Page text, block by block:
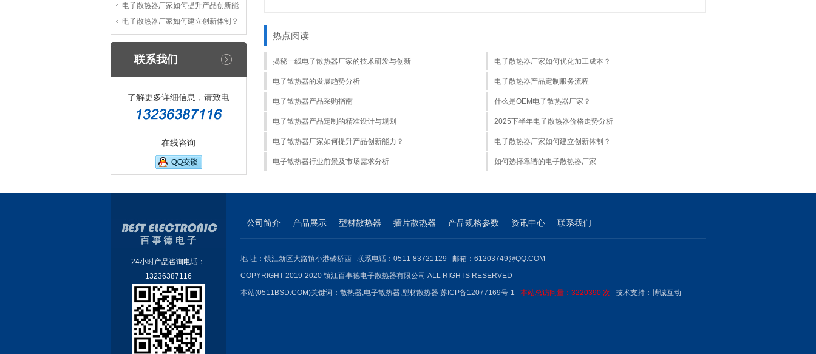
电子散热器厂家如何提升产品创新能
电子散热器厂家如何建立创新体制？
联系我们
了解更多详细信息，请致电
在线咨询
热点阅读
揭秘一线电子散热器厂家的技术研发与创新 电子散热器厂家如何优化加工成本？
电子散热器的发展趋势分析 电子散热器产品定制服务流程
电子散热器产品采购指南 什么是OEM电子散热器厂家？
电子散热器产品定制的精准设计与规划 2025下半年电子散热器价格走势分析
电子散热器厂家如何提升产品创新能力？ 电子散热器厂家如何建立创新体制？
电子散热器行业前景及市场需求分析 如何选择靠谱的电子散热器厂家
24小时产品咨询电话：
13236387116
公司简介 产品展示 型材散热器 插片散热器 产品规格参数 资讯中心 联系我们
地 址：镇江新区大路镇小港砖桥西 联系电话：0511-83721129 邮箱：61203749@QQ.COM
COPYRIGHT 2019-2020 镇江百事德电子散热器有限公司 ALL RIGHTS RESERVED
本站(0511BSD.COM)关键词： 散热器,电子散热器,型材散热器 苏ICP备12077169号-1 本站总访问量：3220390 次 技术支持： 博诚互动